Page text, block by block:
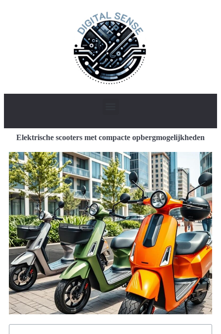
Elektrische scooters met compacte opbergmogelijkheden